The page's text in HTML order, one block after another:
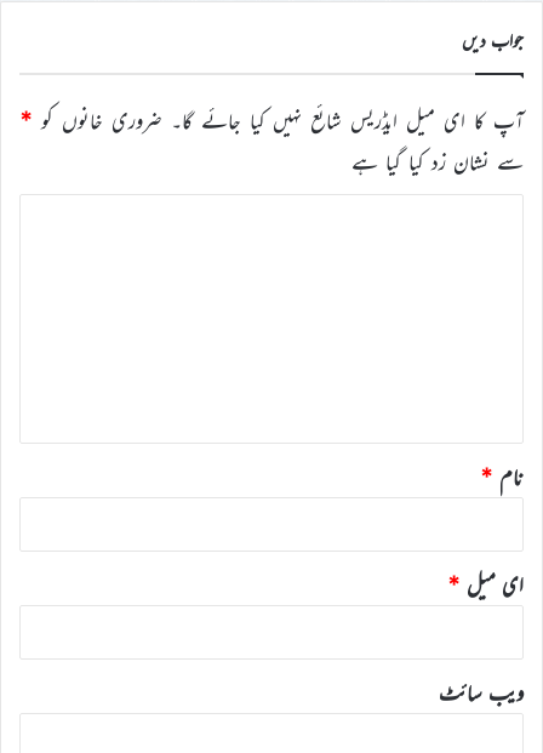
کریں
جواب دیں
آپ کا ای میل ایڈریس شائع نہیں کیا جائے گا۔ ضروری خانوں کو *
سے نشان زد کیا گیا ہے
نام *
ای میل *
ویب‌ سائٹ